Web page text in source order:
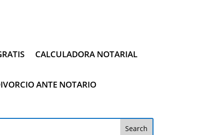
CALCULADORA NOTARIAL
ANTE NOTARIO